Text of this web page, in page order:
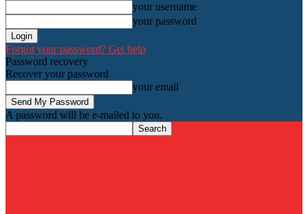
your username
your password
Forgot your password? Get help
Password recovery
Recover your password
your email
A password will be e-mailed to you.